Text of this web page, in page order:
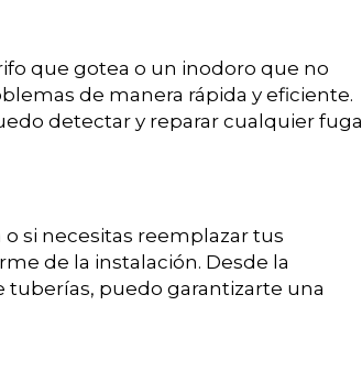
que gotea o un inodoro que no
de manera rápida y eficiente.
detectar y reparar cualquier fuga
si necesitas reemplazar tus
de la instalación. Desde la
tuberías, puedo garantizarte una